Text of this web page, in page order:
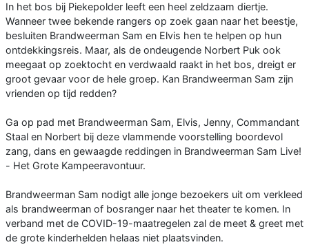
In het bos bij Piekepolder leeft een heel zeldzaam diertje.
Wanneer twee bekende rangers op zoek gaan naar het beestje,
besluiten Brandweerman Sam en Elvis hen te helpen op hun
ontdekkingsreis. Maar, als de ondeugende Norbert Puk ook
meegaat op zoektocht en verdwaald raakt in het bos, dreigt er
groot gevaar voor de hele groep. Kan Brandweerman Sam zijn
vrienden op tijd redden?
Ga op pad met Brandweerman Sam, Elvis, Jenny, Commandant
Staal en Norbert bij deze vlammende voorstelling boordevol
zang, dans en gewaagde reddingen in Brandweerman Sam Live!
- Het Grote Kampeeravontuur.
Brandweerman Sam nodigt alle jonge bezoekers uit om verkleed
als brandweerman of bosranger naar het theater te komen. In
verband met de COVID-19-maatregelen zal de meet & greet met
de grote kinderhelden helaas niet plaatsvinden.